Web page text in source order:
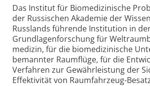
Das Institut für Biomedizinische
der Russischen Akademie der
Russlands führende Institution in
Grundlagenforschung für
medizin, für die biomedizinische
bemannter Raumflüge, für die
Verfahren zur Gewährleistung der
Effektivität von Raumfahrzeug-